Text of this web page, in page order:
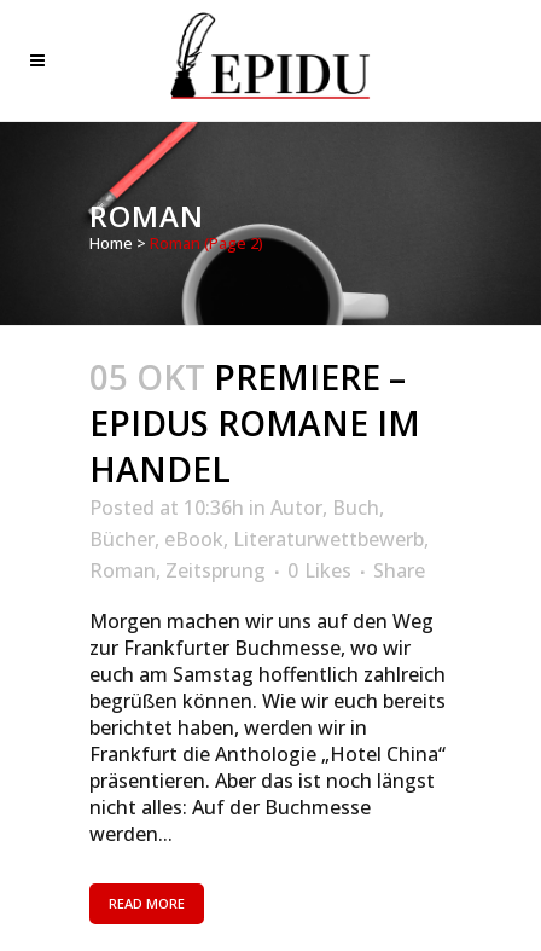
ROMAN
Home > Roman(Page 2)
05 OKT PREMIERE –
EPIDUS ROMANE IM
HANDEL
Posted at 10:36h in Autor, Buch,
Bücher, eBook, Literaturwettbewerb,
Roman, Zeitsprung 0 Likes
Share
Morgen machen wir uns auf den Weg
zur Frankfurter Buchmesse, wo wir
euch am Samstag hoffentlich zahlreich
begrüßen können. Wie wir euch bereits
berichtet haben, werden wir in
Frankfurt die Anthologie „Hotel China“
präsentieren. Aber das ist noch längst
nicht alles: Auf der Buchmesse
werden...
READ MORE